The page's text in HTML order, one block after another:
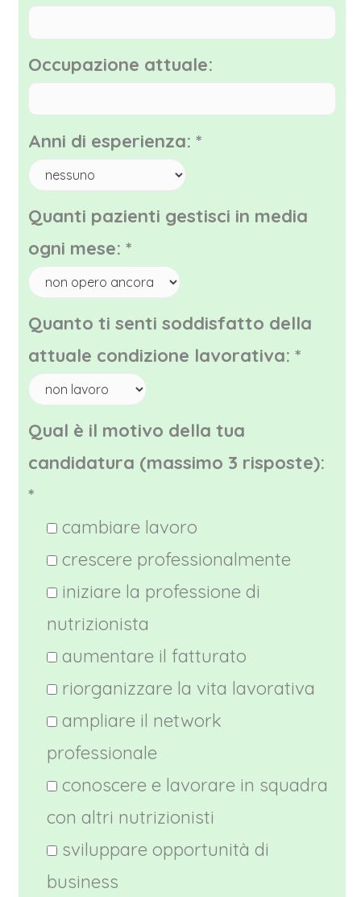
Occupazione attuale:
Anni di esperienza:*
Quanti pazienti gestisci in media
ogni mese:*
Quanto ti senti soddisfatto della
attuale condizione lavorativa:*
Qual è il motivo della tua
candidatura (massimo 3 risposte):
*
cambiare lavoro
crescere professionalmente
iniziare la professione di
nutrizionista
aumentare il fatturato
riorganizzare la vita lavorativa
ampliare il network
professionale
conoscere e lavorare in squadra
con altri nutrizionisti
sviluppare opportunità di
business